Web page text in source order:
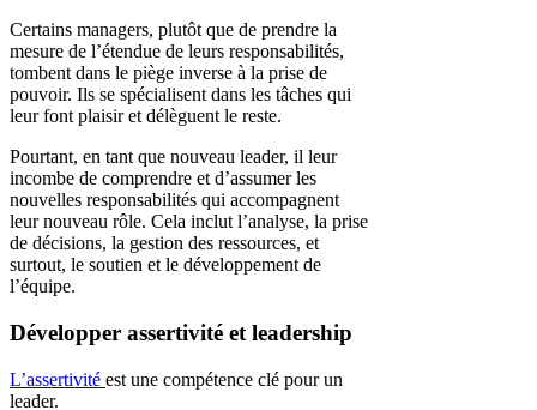
Certains managers, plutôt que de prendre la
mesure de l’étendue de leurs responsabilités,
tombent dans le piège inverse à la prise de
pouvoir. Ils se spécialisent dans les tâches qui
leur font plaisir et délèguent le reste.
Pourtant, en tant que nouveau leader, il leur
incombe de comprendre et d’assumer les
nouvelles responsabilités qui accompagnent
leur nouveau rôle. Cela inclut l’analyse, la prise
de décisions, la gestion des ressources, et
surtout, le soutien et le développement de
l’équipe.
Développer assertivité et leadership
L’assertivité est une compétence clé pour un
leader.